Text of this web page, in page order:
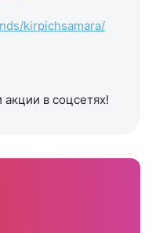
kirpichsamara/
в соцсетях!